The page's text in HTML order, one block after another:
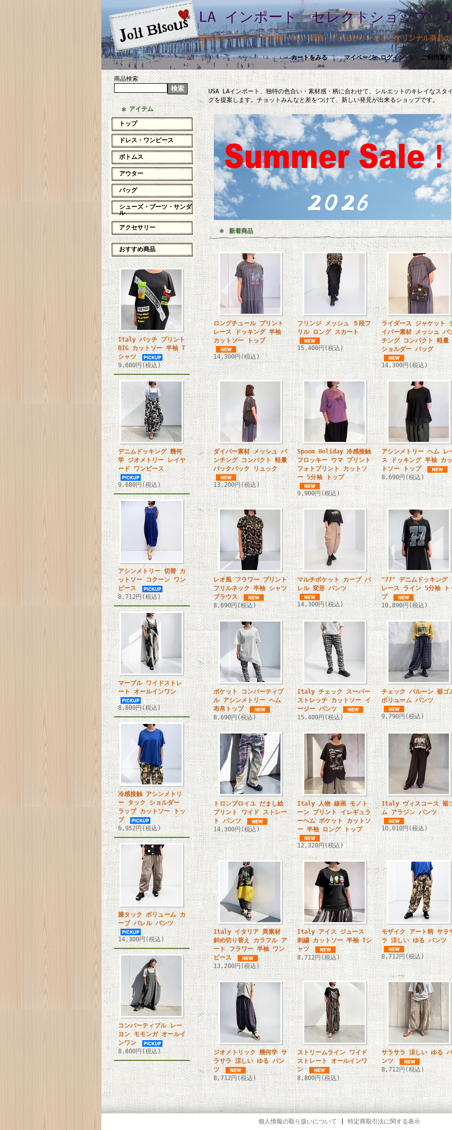
LA インポート セレクトショッ
特徴あるインポートの洋服・BAG・雑貨・アクセサリーなどとオリジナル商品
す。
カートをみる｜ マイページへログイン｜ ご利用案内
商品検索
アイテム
トップ
ドレス・ワンピース
ボトムス
アウター
バッグ
シューズ・ブーツ・サンダ
ル
アクセサリー
おすすめ商品
Italy パッチ プリント
BIG カットソー 半袖 T
シャツ
9,680円(税込)
デニムドッキング 幾何
学 ジオメトリー レイヤ
ード ワンピース
9,680円(税込)
アシンメトリー 切替 カ
ットソー コクーン ワン
ピース
8,712円(税込)
マーブル ワイドストレ
ート オールインワン
8,800円(税込)
冷感接触 アシンメトリ
ー タック ショルダー
ラップ カットソー トッ
プ
6,952円(税込)
膝タック ボリューム カ
ーブ バレル パンツ
14,300円(税込)
コンバーティブル レー
ヨン モモンガ オールイ
ンワン
8,800円(税込)
USA LAインポート、独特の色合い・素材感・柄に合わせて、シルエットのキレイなスタ
グを提案します。チョットみんなと差をつけて、新しい発見が出来るショップです。
新着商品
ロングチュール プリント
レース ドッキング 半袖
カットソー トップ
14,300円(税込)
フリンジ メッシュ ５段フ
リル ロング スカート
15,400円(税込)
ライダース ジャケット
イバー素材 メッシュ パ
チング コンパクト 軽量
ショルダー バッグ
14,300円(税込)
ダイバー素材 メッシュ パ
ンチング コンパクト 軽量
バックパック リュック
13,200円(税込)
Spoom Holiday 冷感接触
フロッキー ウマ プリント
フォトプリント カットソ
ー 5分袖 トップ
9,900円(税込)
アシンメトリー ヘム レ
ス ドッキング 半袖 カッ
トソー トップ
8,690円(税込)
レオ風 フラワー プリント
フリルネック 半袖 シャツ
ブラウス
8,690円(税込)
マルチポケット カーブ バ
レル 変形 パンツ
14,300円(税込)
"77" デニムドッキング
レース ライン 5分袖 ト
プ
10,890円(税込)
ポケット コンバーティブ
ル アシンメトリー ヘム
布帛トップ
8,690円(税込)
Italy チェック スーパー
ストレッチ カットソー イ
ージー パンツ
15,400円(税込)
チェック バルーン 裾ゴ
ボリューム パンツ
9,790円(税込)
トロンプロイユ だまし絵
プリント ワイド ストレー
ト パンツ
14,300円(税込)
Italy 人物 線画 モノト
ーン プリント イレギュラ
ーヘム ポケット カットソ
ー 半袖 ロング トップ
12,320円(税込)
Italy ヴィスコース 裾
ム アラジン パンツ
10,010円(税込)
Italy イタリア 異素材
斜め切り替え カラフル ア
ート フラワー 半袖 ワン
ピース
13,200円(税込)
Italy アイス ジュース
刺繍 カットソー 半袖 Tシ
ャツ
8,712円(税込)
モザイク アート柄 サラ
ラ 涼しい ゆる パンツ
8,712円(税込)
ジオメトリック 幾何学 サ
ラサラ 涼しい ゆる パン
ツ
8,712円(税込)
ストリームライン ワイド
ストレート オールインワ
ン
8,800円(税込)
サラサラ 涼しい ゆる パ
ンツ
8,712円(税込)
個人情報の取り扱いについて 特定商取引法に関する表示